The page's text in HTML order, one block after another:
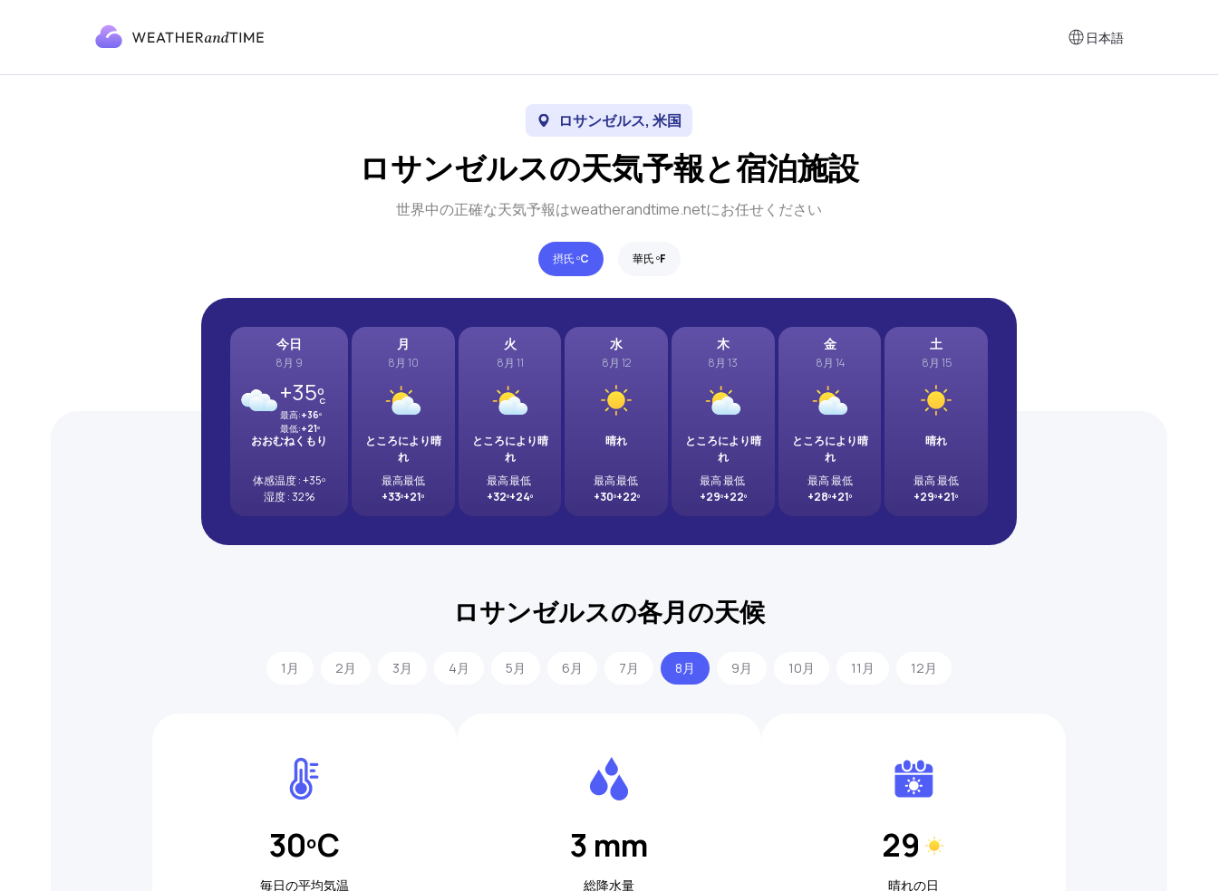
日本語
ロサンゼルス, 米国
ロサンゼルスの天気予報と宿泊施設
世界中の正確な天気予報はweatherandtime.netにお任せください
摂氏 ºC 華氏 ºF
今日
8月 9
おおむねくもり
+35º
C
最高:+36º
最低:+21º
体感温度 : +35º
湿度 : 32%
月
8月 10
ところにより晴
れ
最高
+33º
最低
+21º
火
8月 11
ところにより晴
れ
最高
+32º
最低
+24º
水
8月 12
晴れ
最高
+30º
最低
+22º
木
8月 13
ところにより晴
れ
最高
+29º
最低
+22º
金
8月 14
ところにより晴
れ
最高
+28º
最低
+21º
土
8月 15
晴れ
最高
+29º
最低
+21º
ロサンゼルスの各月の天候
1月 2月 3月 4月 5月 6月 7月 8月 9月 10月 11月 12月
30ºC
毎日の平均気温
3 mm
総降水量
29
晴れの日